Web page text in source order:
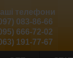
телефони
083-86-66
666-72-02
191-77-67